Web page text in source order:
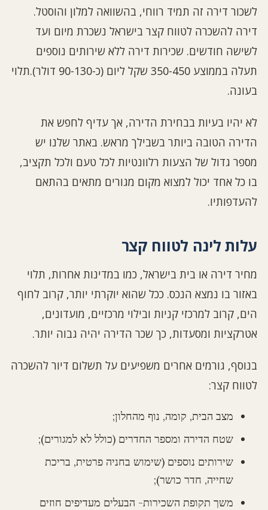
לשכור דירה זה תמיד רווחי, בהשוואה למלון והוסטל.
דירה להשכרה לטווח קצר בישראל נשכרת מיום ועד
לשישה חודשים. שכירות דירה ללא שירותים נוספים
תעלה בממוצע 350-450 שקל ליום (כ-90-130 דולר).תלוי
בעונה.
לא יהיו בעיות בבחירת הדירה, אך עדיף לחפש את
הדירה הטובה ביותר בשבילך מראש. באתר שלנו יש
מספר גדול של הצעות רלוונטיות לכל טעם ולכל תקציב,
בו כל אחד יכול למצוא מקום מגורים מתאים בהתאם
להעדפותיו.
עלות לינה לטווח קצר
מחיר דירה או בית בישראל, כמו במדינות אחרות, תלוי
באזור בו נמצא הנכס. ככל שהוא יוקרתי יותר, קרוב לחוף
הים, קרוב למרכזי קניות ובילוי מרכזיים, מועדונים,
אטרקציות ומסעדות, כך שכר הדירה יהיה גבוה יותר.
בנוסף, גורמים אחרים משפיעים על תשלום דיור להשכרה
לטווח קצר:
מצב הבית, קומה, נוף מהחלון;
שטח הדירה ומספר החדרים (כולל לא למגורים);
שירותים נוספים (שימוש בחניה פרטית, בריכת
שחייה, חדר כושר);
משך תקופת השכירות- הבעלים מעדיפים חוזים